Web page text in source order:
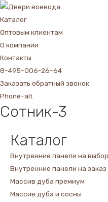
Каталог
Оптовым клиентам
О компании
Контакты
8-495-006-26-64
Заказать обратный звонок
Phone-alt
Сотник-3
Каталог
Внутренние панели на выбор
Внутренние панели на заказ
Массив дуба премиум
Массив дуба и сосны